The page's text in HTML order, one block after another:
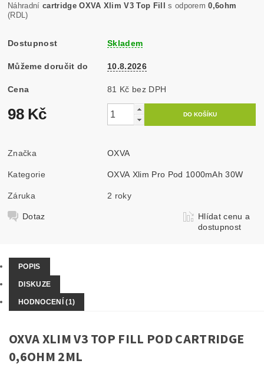
Náhradní cartridge OXVA Xlim V3 Top Fill s odporem0,6ohm
(RDL)
Dostupnost Skladem
Můžeme doručit do 10.8.2026
Cena 81 Kč bez DPH
98 Kč
Značka OXVA
Kategorie OXVA Xlim Pro Pod 1000mAh 30W
Záruka 2 roky
Dotaz
Hlídat cenu a
dostupnost
POPIS
DISKUZE
HODNOCENÍ (1)
OXVA XLIM V3 TOP FILL POD CARTRIDGE
0,6OHM 2ML